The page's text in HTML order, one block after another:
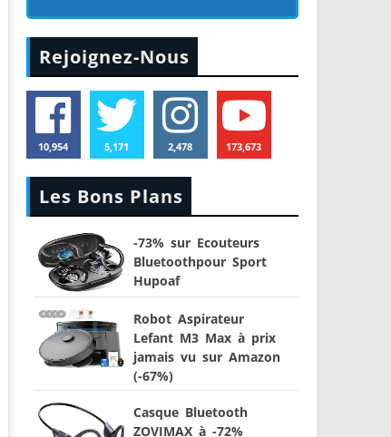
Rejoignez-Nous
10,954 5,171 2,478 173,673
Les Bons Plans
-73% sur Ecouteurs
Bluetoothpour Sport
Hupoaf
Robot Aspirateur
Lefant M3 Max à prix
jamais vu sur Amazon
(-67%)
Casque Bluetooth
ZOVIMAX à -72%